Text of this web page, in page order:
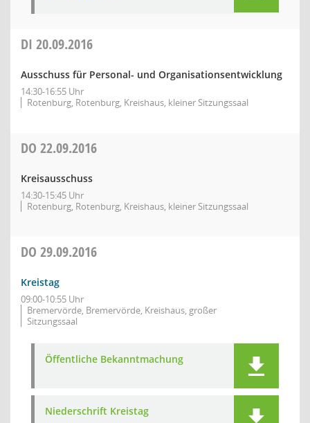
DI 20.09.2016
Ausschuss für Personal- und Organisationsentwicklung
14:30-16:55 Uhr
Rotenburg, Rotenburg, Kreishaus, kleiner Sitzungssaal
DO 22.09.2016
Kreisausschuss
14:30-15:45 Uhr
Rotenburg, Rotenburg, Kreishaus, kleiner Sitzungssaal
DO 29.09.2016
Kreistag
09:00-10:55 Uhr
Bremervörde, Bremervörde, Kreishaus, großer
Sitzungssaal
Öffentliche Bekanntmachung
Niederschrift Kreistag